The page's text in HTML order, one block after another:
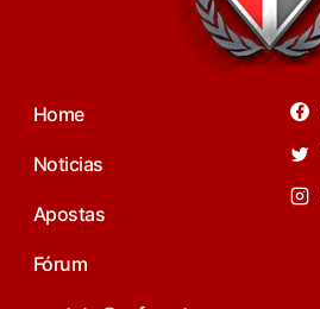
Home
Noticias
Apostas
Fórum